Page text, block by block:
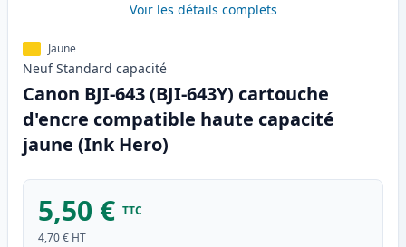
Voir les détails complets
Jaune
Neuf Standard capacité
Canon BJI-643 (BJI-643Y) cartouche
d'encre compatible haute capacité
jaune (Ink Hero)
5,50 € TTC
4,70 € HT